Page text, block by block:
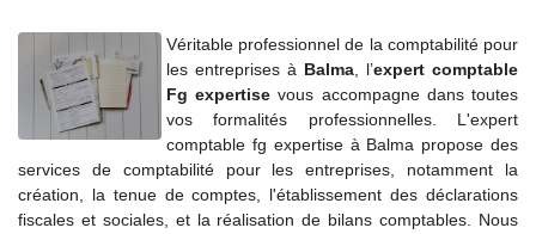
Véritable professionnel de la comptabilité pour
les entreprises à Balma , l’expert comptable
Fg expertise vous accompagne dans toutes
vos formalités professionnelles. L'expert
comptable fg expertise à Balma propose des
services de comptabilité pour les entreprises, notamment la
création, la tenue de comptes, l'établissement des déclarations
fiscales et sociales, et la réalisation de bilans comptables. Nous